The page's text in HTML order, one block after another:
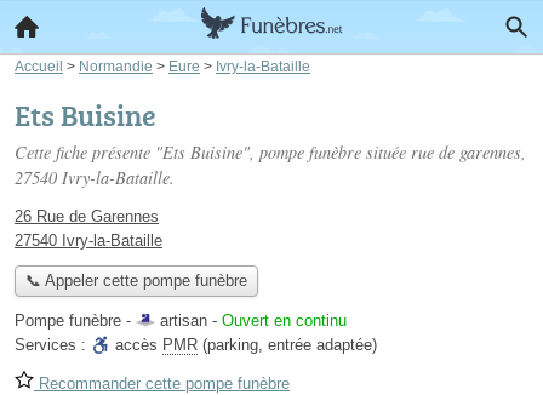
Accueil > Normandie > Eure > Ivry-la-Bataille
Ets Buisine
Cette fiche présente "Ets Buisine", pompe funèbre située rue de garennes,
27540 Ivry-la-Bataille.
26 Rue de Garennes
27540 Ivry-la-Bataille
📞 Appeler cette pompe funèbre
Pompe funèbre - artisan - Ouvert en continu
Services :
accès PMR (parking, entrée adaptée)
Recommander cette pompe funèbre